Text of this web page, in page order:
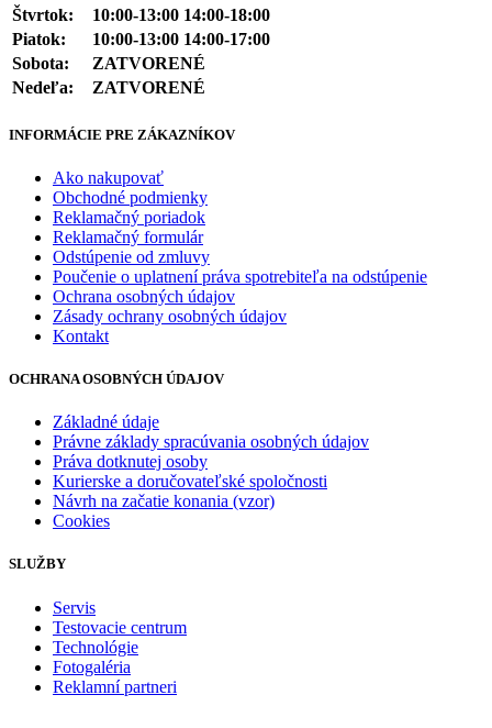
Štvrtok:
10:00-13:00 14:00-18:00
Piatok:
10:00-13:00 14:00-17:00
Sobota:
ZATVORENÉ
Nedeľa:
ZATVORENÉ
INFORMÁCIE PRE ZÁKAZNÍKOV
Ako nakupovať
Obchodné podmienky
Reklamačný poriadok
Reklamačný formulár
Odstúpenie od zmluvy
Poučenie o uplatnení práva spotrebiteľa na odstúpenie
Ochrana osobných údajov
Zásady ochrany osobných údajov
Kontakt
OCHRANA OSOBNÝCH ÚDAJOV
Základné údaje
Právne základy spracúvania osobných údajov
Práva dotknutej osoby
Kurierske a doručovateľské spoločnosti
Návrh na začatie konania (vzor)
Cookies
SLUŽBY
Servis
Testovacie centrum
Technológie
Fotogaléria
Reklamní partneri